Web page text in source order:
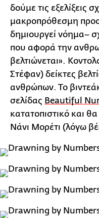
δούμε τις εξελίξεις
μακροπρόθεσμη
δημιουργεί νόημα–
που αφορά την
βελτιώνεται».
Στέφαν) δείκτες
ανθρώπων. Το
σελίδας Beautiful
κατατοπιστικό και
Νάνι Μορέτι (λόγω